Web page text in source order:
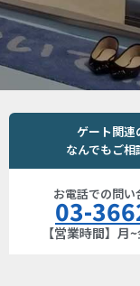
ゲート関連
なんでもご相
お電話での問い
03-
【営業時間】月